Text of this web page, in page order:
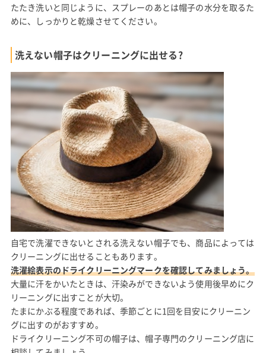
たたき洗いと同じように、スプレーのあとは帽子の水分を取るた
めに、しっかりと乾燥させてください。
洗えない帽子はクリーニングに出せる?
自宅で洗濯できないとされる洗えない帽子でも、商品によっては
クリーニングに出せることもあります。
洗濯絵表示のドライクリーニングマークを確認してみましょう。
大量に汗をかいたときは、汗染みができないよう使用後早めにク
リーニングに出すことが大切。
たまにかぶる程度であれば、季節ごとに1回を目安にクリーニン
グに出すのがおすすめ。
ドライクリーニング不可の帽子は、帽子専門のクリーニング店に